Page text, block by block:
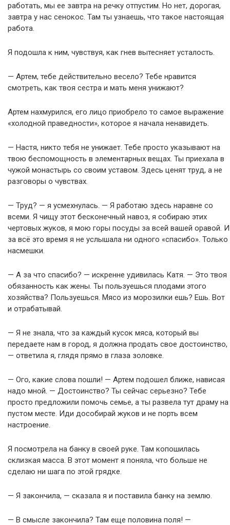
работать, мы ее завтра на речку отпустим. Но нет, дорогая,
завтра у нас сенокос. Там ты узнаешь, что такое настоящая
работа.
Я подошла к ним, чувствуя, как гнев вытесняет усталость.
— Артем, тебе действительно весело? Тебе нравится
смотреть, как твоя сестра и мать меня унижают?
Артем нахмурился, его лицо приобрело то самое выражение
«холодной праведности», которое я начала ненавидеть.
— Настя, никто тебя не унижает. Тебе просто указывают на
твою беспомощность в элементарных вещах. Ты приехала в
чужой монастырь со своим уставом. Здесь ценят труд, а не
разговоры о чувствах.
— Труд? — я усмехнулась. — Я работаю здесь наравне со
всеми. Я чищу этот бесконечный навоз, я собираю этих
чертовых жуков, я мою горы посуды за всей вашей оравой. И
за всё это время я не услышала ни одного «спасибо». Только
насмешки.
— А за что спасибо? — искренне удивилась Катя. — Это твоя
обязанность как жены. Ты пользуешься плодами этого
хозяйства? Пользуешься. Мясо из морозилки ешь? Ешь. Вот
и отрабатывай.
— Я не знала, что за каждый кусок мяса, который вы
передаете нам в город, я должна продать свое достоинство,
— ответила я, глядя прямо в глаза золовке.
— Ого, какие слова пошли! — Артем подошел ближе, нависая
надо мной. — Достоинство? Ты сейчас серьезно? Тебе
просто предложили помочь семье, а ты развела тут драму на
пустом месте. Иди дособирай жуков и не порть всем
настроение.
Я посмотрела на банку в своей руке. Там копошилась
склизкая масса. В этот момент я поняла, что больше не
сделаю ни шага по этой грядке.
— Я закончила, — сказала я и поставила банку на землю.
— В смысле закончила? Там еще половина поля! —